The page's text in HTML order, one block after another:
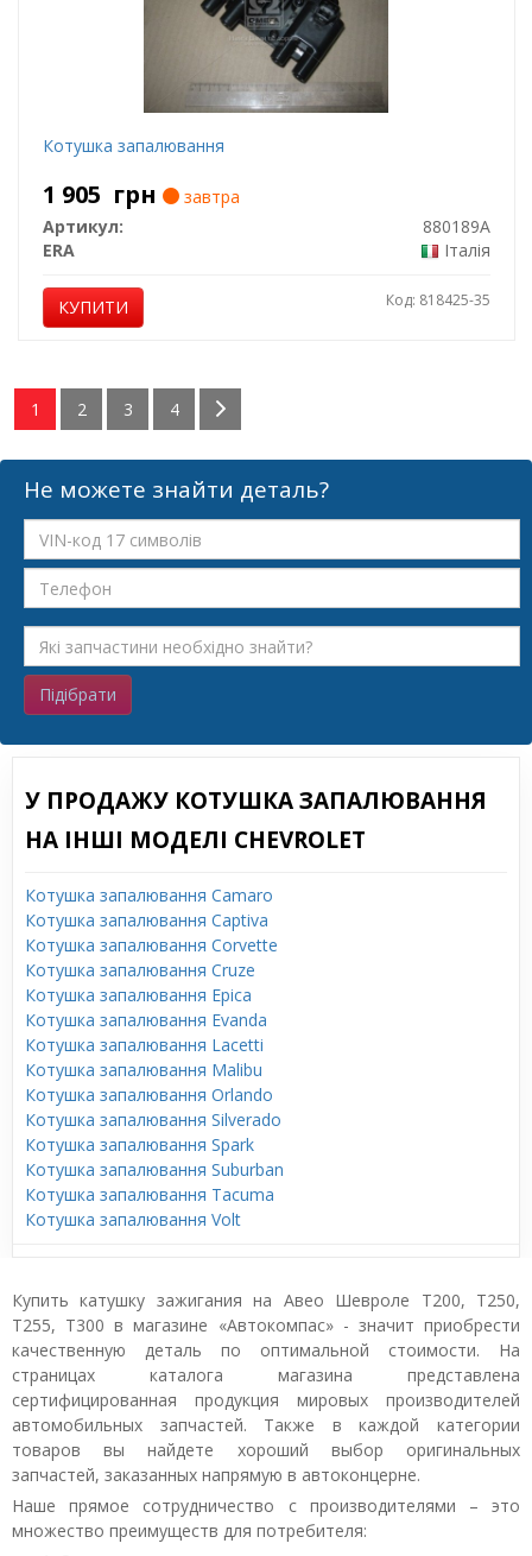
Котушка запалювання
1 905 грн
завтра
Артикул:
880189A
ERA
Італія
КУПИТИ Код: 818425-35
1 2 3 4
Не можете знайти деталь?
Підібрати
У ПРОДАЖУ КОТУШКА ЗАПАЛЮВАННЯ
НА ІНШІ МОДЕЛІ CHEVROLET
Котушка запалювання Camaro
Котушка запалювання Captiva
Котушка запалювання Corvette
Котушка запалювання Cruze
Котушка запалювання Epica
Котушка запалювання Evanda
Котушка запалювання Lacetti
Котушка запалювання Malibu
Котушка запалювання Orlando
Котушка запалювання Silverado
Котушка запалювання Spark
Котушка запалювання Suburban
Котушка запалювання Tacuma
Котушка запалювання Volt
Купить катушку зажигания на Авео Шевроле T200, T250,
T255, T300 в магазине «Автокомпас» - значит приобрести
качественную деталь по оптимальной стоимости. На
страницах каталога магазина представлена
сертифицированная продукция мировых производителей
автомобильных запчастей. Также в каждой категории
товаров вы найдете хороший выбор оригинальных
запчастей, заказанных напрямую в автоконцерне.
Наше прямое сотрудничество с производителями – это
множество преимуществ для потребителя: